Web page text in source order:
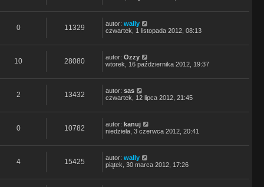
0 11329 autor: wally
czwartek, 1 listopada 2012, 08:13
10 28080 autor: Ozzy
wtorek, 16 października 2012, 19:37
2 13432 autor: sas
czwartek, 12 lipca 2012, 21:45
0 10782 autor: kanuj
niedziela, 3 czerwca 2012, 20:41
4 15425 autor: wally
piątek, 30 marca 2012, 17:26